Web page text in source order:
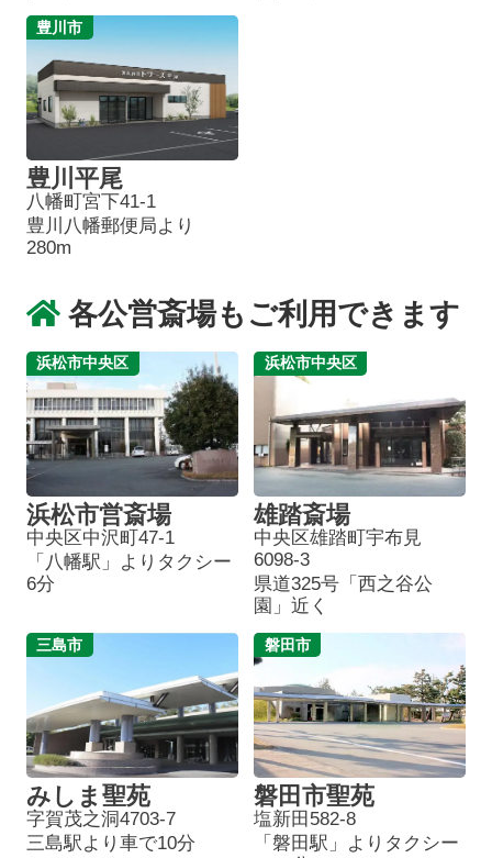
豊川市
豊川平尾
八幡町宮下41-1
豊川八幡郵便局より
280m
各公営斎場もご利用できます
浜松市中央区
浜松市営斎場
中央区中沢町47-1
「八幡駅」よりタクシー
6分
浜松市中央区
雄踏斎場
中央区雄踏町宇布見
6098-3
県道325号「西之谷公
園」近く
三島市
みしま聖苑
字賀茂之洞4703-7
三島駅より車で10分
磐田市
磐田市聖苑
塩新田582-8
「磐田駅」よりタクシー
葬儀プランが お得な会員価格!